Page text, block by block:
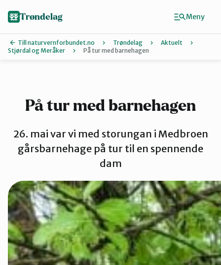
Inderøy
Melhus
Namdalen
Trøndelag
Till naturvernforbundet.no Trøndelag
Aktuelt
Stjørdal og Meråker
På tur med barnehagen
På tur med barnehagen
26. mai var vi med storungan i Medbroen
gårsbarnehage på tur til en spennende
dam